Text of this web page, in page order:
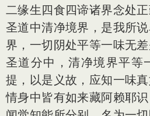
二缘生四食四谛诸界念处
圣道中清净境界，是我所
界，一切阴处平等一味无
圣道分中，清净境界平等
提，以是义故，应知一味
情身中皆有如来藏阿赖耶